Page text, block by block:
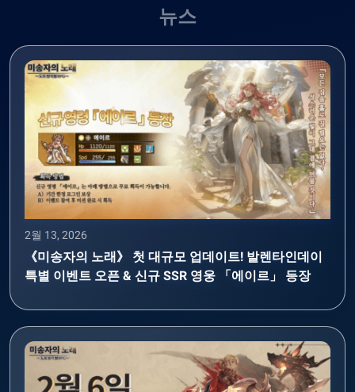
뉴스
2월 13, 2026
《미송자의 노래》 첫 대규모 업데이트! 발렌타인데이
특별 이벤트 오픈 & 신규 SSR 영웅 「에이르」 등장